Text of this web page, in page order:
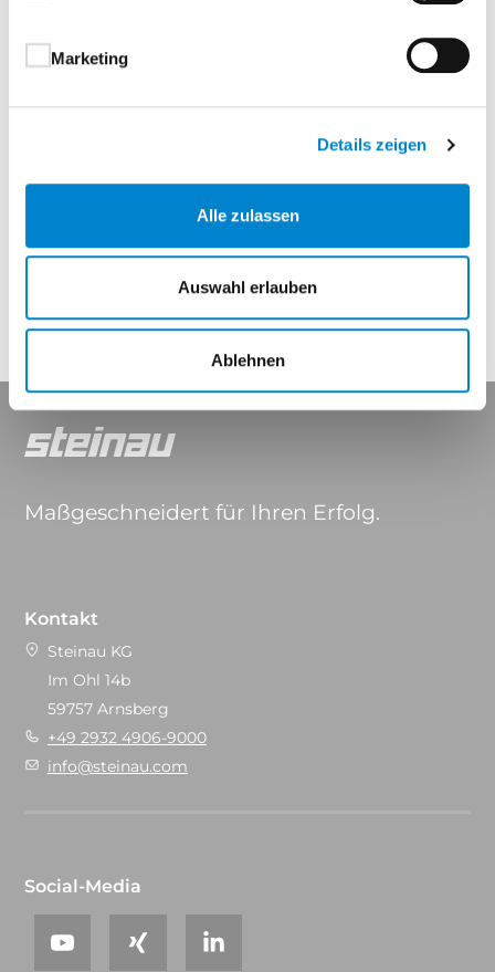
Marketing
Details zeigen
Alle zulassen
Auswahl erlauben
Ablehnen
Kontakt aufnehmen
Maßgeschneidert für Ihren Erfolg.
Kontakt
Steinau KG
Im Ohl 14b
59757 Arnsberg
+49 2932 4906-9000
info@steinau.com
Social-Media